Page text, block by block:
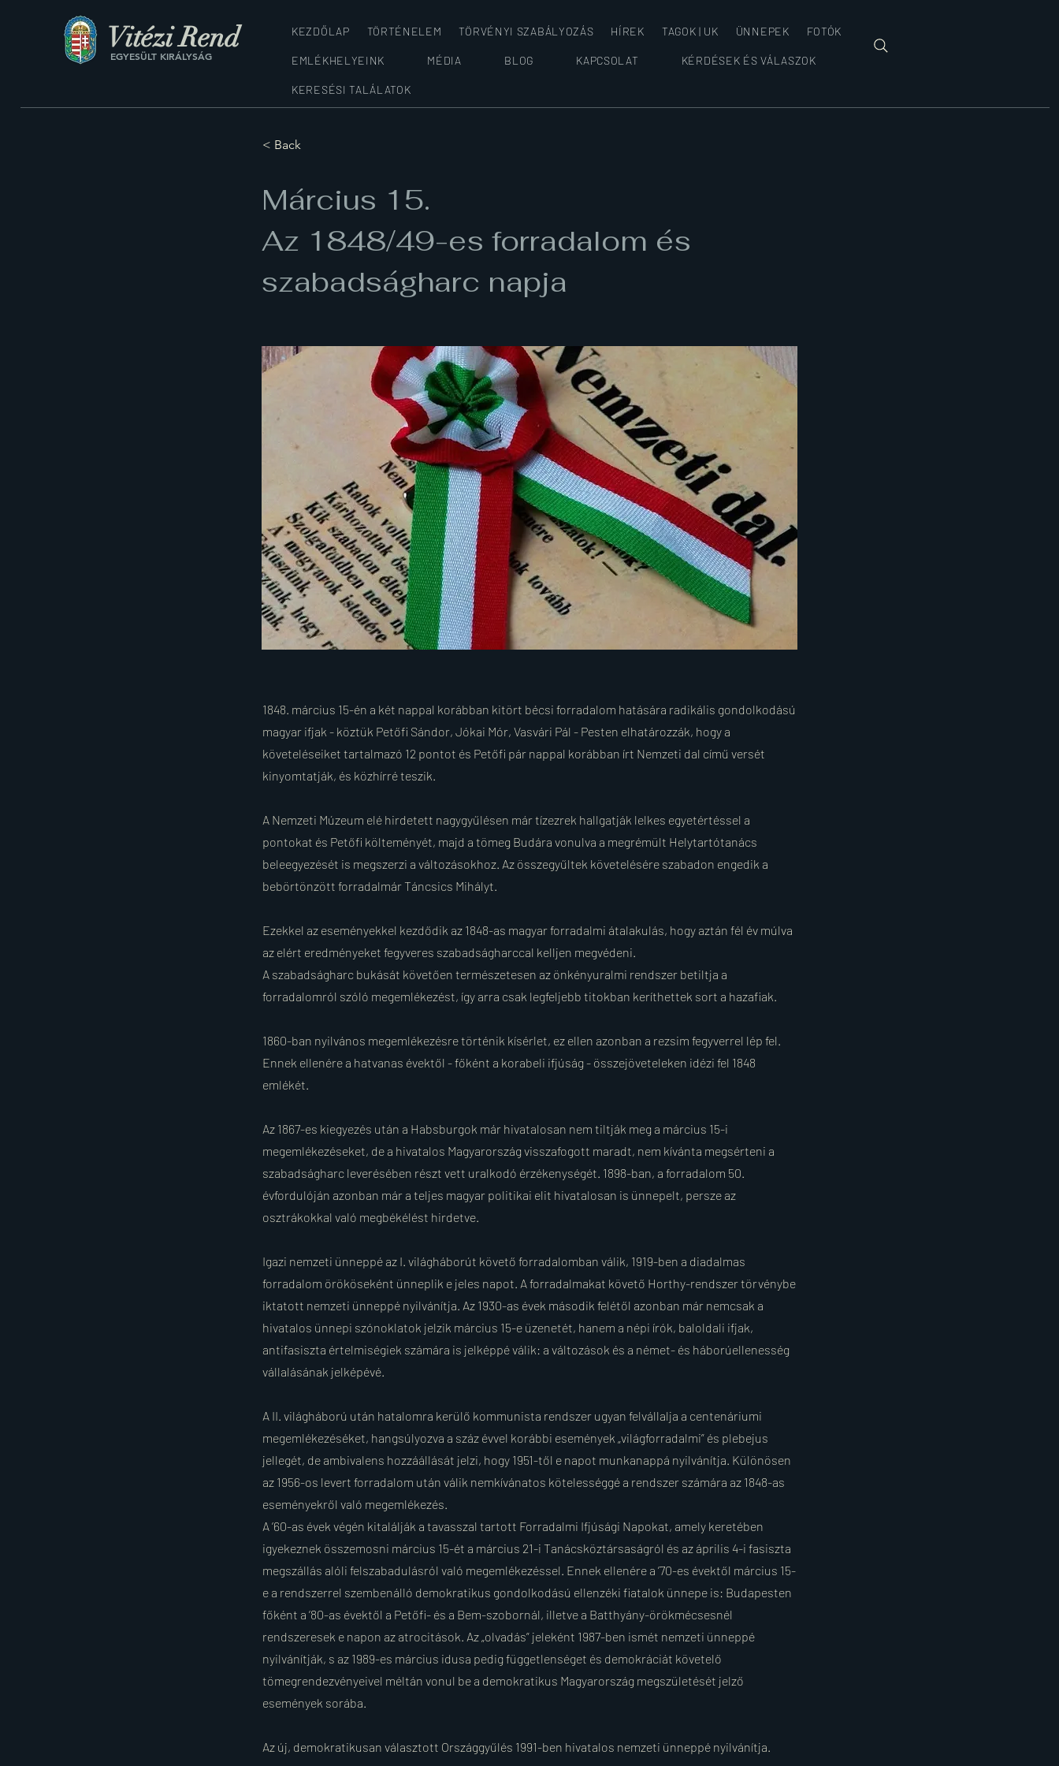
Vitézi Rend
EGYESÜLT KIRÁLYSÁG
KEZDŐLAP TÖRTÉNELEM TÖRVÉNYI SZABÁLYOZÁS HÍREK TAGOK | UK ÜNNEPEK FOTÓK
EMLÉKHELYEINK MÉDIA BLOG KAPCSOLAT KÉRDÉSEK ÉS VÁLASZOK
KERESÉSI TALÁLATOK
< Back
Március 15.
Az 1848/49-es forradalom és
szabadságharc napja
1848. március 15-én a két nappal korábban kitört bécsi forradalom hatására radikális gondolkodású
magyar ifjak - köztük Petőfi Sándor, Jókai Mór, Vasvári Pál - Pesten elhatározzák, hogy a
követeléseiket tartalmazó 12 pontot és Petőfi pár nappal korábban írt Nemzeti dal című versét
kinyomtatják, és közhírré teszik.
A Nemzeti Múzeum elé hirdetett nagygyűlésen már tízezrek hallgatják lelkes egyetértéssel a
pontokat és Petőfi költeményét, majd a tömeg Budára vonulva a megrémült Helytartótanács
beleegyezését is megszerzi a változásokhoz. Az összegyűltek követelésére szabadon engedik a
bebörtönzött forradalmár Táncsics Mihályt.
Ezekkel az eseményekkel kezdődik az 1848-as magyar forradalmi átalakulás, hogy aztán fél év múlva
az elért eredményeket fegyveres szabadságharccal kelljen megvédeni.
A szabadságharc bukását követően természetesen az önkényuralmi rendszer betiltja a
forradalomról szóló megemlékezést, így arra csak legfeljebb titokban keríthettek sort a hazafiak.
1860-ban nyilvános megemlékezésre történik kísérlet, ez ellen azonban a rezsim fegyverrel lép fel.
Ennek ellenére a hatvanas évektől - főként a korabeli ifjúság - összejöveteleken idézi fel 1848
emlékét.
Az 1867-es kiegyezés után a Habsburgok már hivatalosan nem tiltják meg a március 15-i
megemlékezéseket, de a hivatalos Magyarország visszafogott maradt, nem kívánta megsérteni a
szabadságharc leverésében részt vett uralkodó érzékenységét. 1898-ban, a forradalom 50.
évfordulóján azonban már a teljes magyar politikai elit hivatalosan is ünnepelt, persze az
osztrákokkal való megbékélést hirdetve.
Igazi nemzeti ünneppé az I. világháborút követő forradalomban válik, 1919-ben a diadalmas
forradalom örököseként ünneplik e jeles napot. A forradalmakat követő Horthy-rendszer törvénybe
iktatott nemzeti ünneppé nyilvánítja. Az 1930-as évek második felétől azonban már nemcsak a
hivatalos ünnepi szónoklatok jelzik március 15-e üzenetét, hanem a népi írók, baloldali ifjak,
antifasiszta értelmiségiek számára is jelképpé válik: a változások és a német- és háborúellenesség
vállalásának jelképévé.
A II. világháború után hatalomra kerülő kommunista rendszer ugyan felvállalja a centenáriumi
megemlékezéséket, hangsúlyozva a száz évvel korábbi események „világforradalmi” és plebejus
jellegét, de ambivalens hozzáállását jelzi, hogy 1951-től e napot munkanappá nyilvánítja. Különösen
az 1956-os levert forradalom után válik nemkívánatos kötelességgé a rendszer számára az 1848-as
eseményekről való megemlékezés.
A ’60-as évek végén kitalálják a tavasszal tartott Forradalmi Ifjúsági Napokat, amely keretében
igyekeznek összemosni március 15-ét a március 21-i Tanácsköztársaságról és az április 4-i fasiszta
megszállás alóli felszabadulásról való megemlékezéssel. Ennek ellenére a ’70-es évektől március 15-
e a rendszerrel szembenálló demokratikus gondolkodású ellenzéki fiatalok ünnepe is: Budapesten
főként a ’80-as évektől a Petőfi- és a Bem-szobornál, illetve a Batthyány-örökmécsesnél
rendszeresek e napon az atrocitások. Az „olvadás” jeleként 1987-ben ismét nemzeti ünneppé
nyilvánítják, s az 1989-es március idusa pedig függetlenséget és demokráciát követelő
tömegrendezvényeivel méltán vonul be a demokratikus Magyarország megszületését jelző
események sorába.
Az új, demokratikusan választott Országgyűlés 1991-ben hivatalos nemzeti ünneppé nyilvánítja.